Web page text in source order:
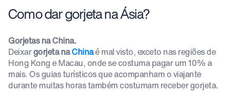
Como dar gorjeta na Ásia?
Gorjetas na China.
Deixargorjeta naChinaé mal visto, exceto nas regiões de
Hong Kong e Macau, onde se costuma pagar um 10% a
mais. Os guias turísticos que acompanham o viajante
durante muitas horas também costumam receber gorjeta.